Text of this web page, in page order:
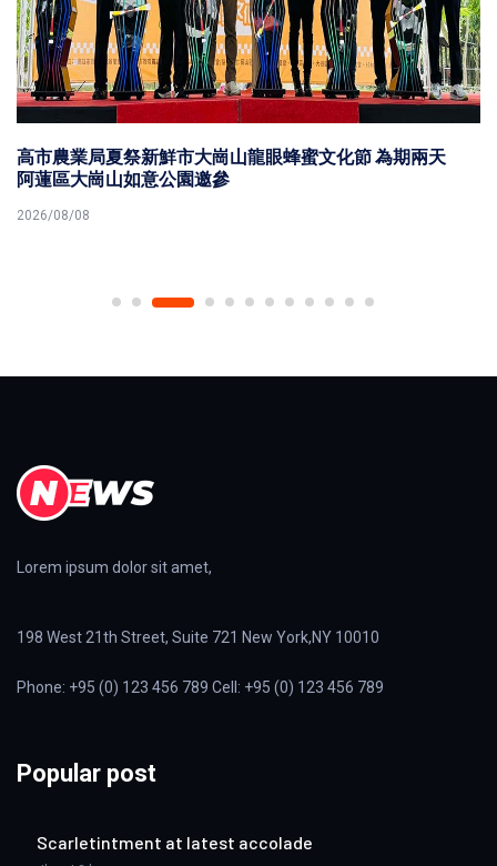
高市農業局夏祭新鮮市大崗山龍眼蜂蜜文化節 為期兩天
阿蓮區大崗山如意公園邀參
2026/08/08
Lorem ipsum dolor sit amet,
198 West 21th Street, Suite 721 New York,NY 10010
Phone: +95 (0) 123 456 789 Cell: +95 (0) 123 456 789
Popular post
Scarletintment at latest accolade